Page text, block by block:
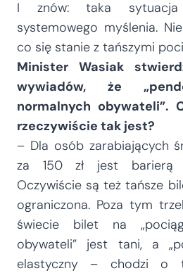
I znów: taka
systemowego myślenia.
co się stanie z tańszymi
Minister Wasiak
wywiadów, że
normalnych obywateli”.
rzeczywiście tak jest?
– Dla osób zarabiających
za 150 zł jest barierą
Oczywiście są też tańsze
ograniczona. Poza tym
świecie bilet na
obywateli” jest tani, a
elastyczny – chodzi o